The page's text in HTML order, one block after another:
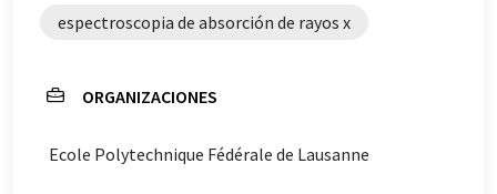
espectroscopia de absorción de rayos x
ORGANIZACIONES
Ecole Polytechnique Fédérale de Lausanne